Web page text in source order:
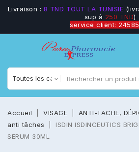
Livraison : 8 TND TOUT LA TUNISIE
sup à 250 TND)
service client:
Accueil VISAGE ANTI-TACHE,
anti tâches
ISDIN ISDINCEUTICS
SERUM 30ML